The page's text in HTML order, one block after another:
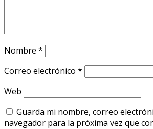
Nombre *
Correo electrónico *
Web
Guarda mi nombre, correo
navegador para la próxima vez que